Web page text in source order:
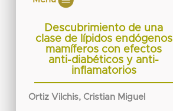
Descubrimiento de una
clase de lípidos endógenos
mamíferos con efectos
anti-diabéticos y anti-
inflamatorios
Ortiz Vilchis, Cristian Miguel